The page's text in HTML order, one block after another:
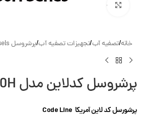
بزرگنمایی تصویر
خانه/تصفیه آب/تجهیزات تصفیه آب/پرشروسل Pressure vessels
پرشروسل کدلاین مدل Codeline 80H
پرشورسل کد لاین آمریکا Code Line